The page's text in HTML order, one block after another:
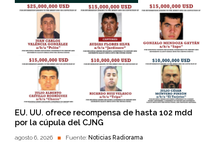
EU. UU. ofrece recompensa de hasta 102 mdd
por la cúpula del CJNG
agosto 6, 2026 Fuente: Noticias Radiorama